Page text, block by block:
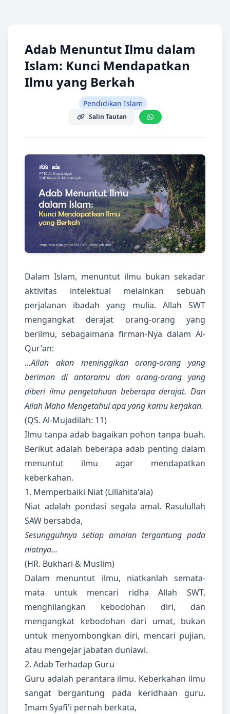
Adab Menuntut Ilmu dalam
Islam: Kunci Mendapatkan
Ilmu yang Berkah
Pendidikan Islam
Salin Tautan
Dalam Islam, menuntut ilmu bukan sekadar
aktivitas intelektual melainkan sebuah
perjalanan ibadah yang mulia. Allah SWT
mengangkat derajat orang-orang yang
berilmu, sebagaimana firman-Nya dalam Al-
Qur'an:
...Allah akan meninggikan orang-orang yang
beriman di antaramu dan orang-orang yang
diberi ilmu pengetahuan beberapa derajat. Dan
Allah Maha Mengetahui apa yang kamu kerjakan.
(QS. Al-Mujadilah: 11)
Ilmu tanpa adab bagaikan pohon tanpa buah.
Berikut adalah beberapa adab penting dalam
menuntut ilmu agar mendapatkan
keberkahan.
1. Memperbaiki Niat (Lillahita'ala)
Niat adalah pondasi segala amal. Rasulullah
SAW bersabda,
Sesungguhnya setiap amalan tergantung pada
niatnya...
(HR. Bukhari & Muslim)
Dalam menuntut ilmu, niatkanlah semata-
mata untuk mencari ridha Allah SWT,
menghilangkan kebodohan diri, dan
mengangkat kebodohan dari umat, bukan
untuk menyombongkan diri, mencari pujian,
atau mengejar jabatan duniawi.
2. Adab Terhadap Guru
Guru adalah perantara ilmu. Keberkahan ilmu
sangat bergantung pada keridhaan guru.
Imam Syafi'i pernah berkata,